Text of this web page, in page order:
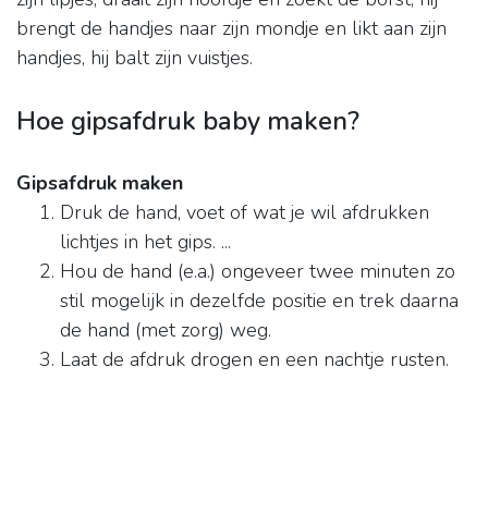
brengt de handjes naar zijn mondje en likt aan zijn
handjes, hij balt zijn vuistjes.
Hoe gipsafdruk baby maken?
Gipsafdruk maken
Druk de hand, voet of wat je wil afdrukken
lichtjes in het gips. ...
Hou de hand (e.a.) ongeveer twee minuten zo
stil mogelijk in dezelfde positie en trek daarna
de hand (met zorg) weg.
Laat de afdruk drogen en een nachtje rusten.